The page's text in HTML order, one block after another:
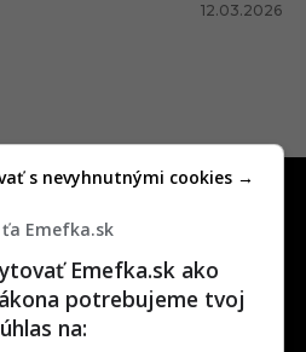
12.03.2026
miesto na
internete, next time
Emefka.sk
Emefka.sk ako
potrebujeme tvoj
na:
s nevyhnutnými cookies →